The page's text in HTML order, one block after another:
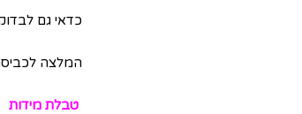
כדאי גם
המלצה
טבלת מידות